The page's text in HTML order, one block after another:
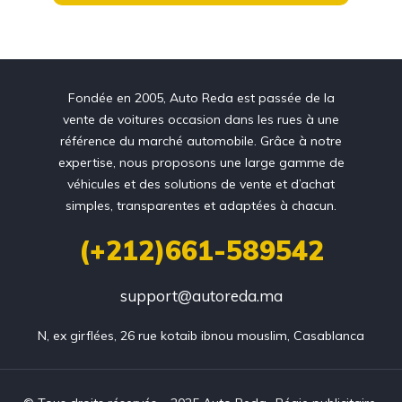
Fondée en 2005, Auto Reda est passée de la
vente de voitures occasion dans les rues à une
référence du marché automobile. Grâce à notre
expertise, nous proposons une large gamme de
véhicules et des solutions de vente et d’achat
simples, transparentes et adaptées à chacun.
(+212)661-589542
support@autoreda.ma
N, ex girflées, 26 rue kotaib ibnou mouslim, Casablanca